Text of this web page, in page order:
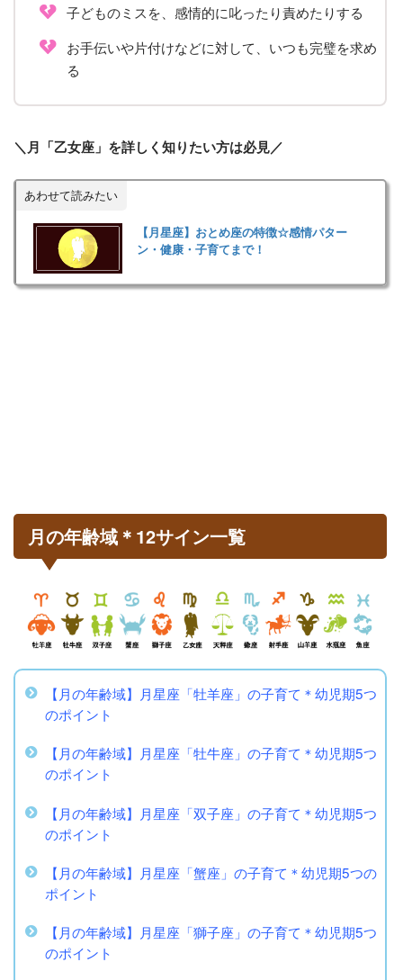
子どものミスを、感情的に叱ったり責めたりする
お手伝いや片付けなどに対して、いつも完璧を求め
る
＼月「乙女座」を詳しく知りたい方は必見／
あわせて読みたい
【月星座】おとめ座の特徴☆感情パター
ン・健康・子育てまで！
月の年齢域＊12サイン一覧
【月の年齢域】月星座「牡羊座」の子育て＊幼児期5つ
のポイント
【月の年齢域】月星座「牡牛座」の子育て＊幼児期5つ
のポイント
【月の年齢域】月星座「双子座」の子育て＊幼児期5つ
のポイント
【月の年齢域】月星座「蟹座」の子育て＊幼児期5つの
ポイント
【月の年齢域】月星座「獅子座」の子育て＊幼児期5つ
のポイント